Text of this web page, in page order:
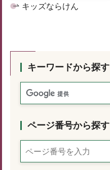
キッズならけん
キーワードから探す
ページ番号から探す